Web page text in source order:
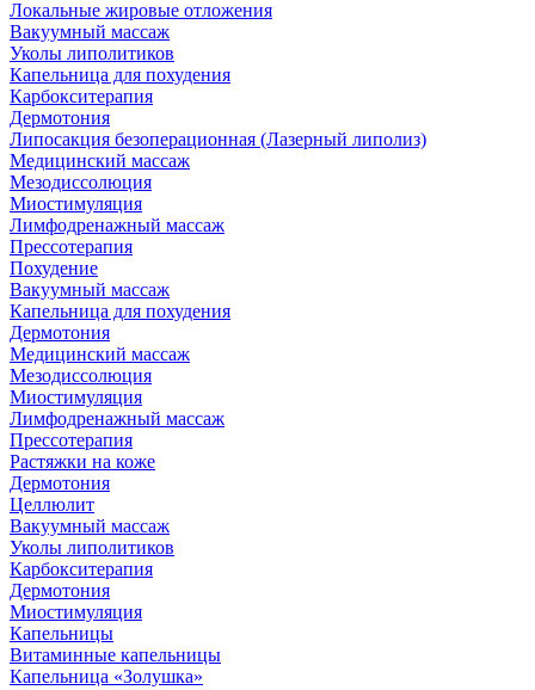
Локальные жировые отложения
Вакуумный массаж
Уколы липолитиков
Капельница для похудения
Карбокситерапия
Дермотония
Липосакция безоперационная (Лазерный липолиз)
Медицинский массаж
Мезодиссолюция
Миостимуляция
Лимфодренажный массаж
Прессотерапия
Похудение
Вакуумный массаж
Капельница для похудения
Дермотония
Медицинский массаж
Мезодиссолюция
Миостимуляция
Лимфодренажный массаж
Прессотерапия
Растяжки на коже
Дермотония
Целлюлит
Вакуумный массаж
Уколы липолитиков
Карбокситерапия
Дермотония
Миостимуляция
Капельницы
Витаминные капельницы
Капельница «Золушка»